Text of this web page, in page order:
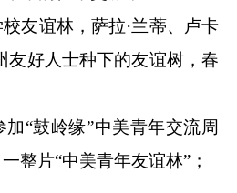
谊林，萨拉·兰蒂、卢卡
友好人士种下的友谊树，春
“鼓岭缘”中美青年交流周
整片“中美青年友谊林”；